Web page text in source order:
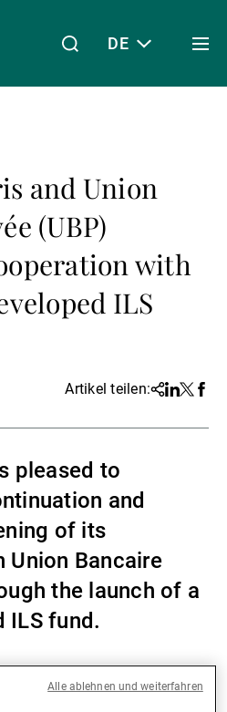
uns
und Insights
DE
and Union
(UBP)
with
ILS
Artikel teilen:Share
Linkedin
Twitter
pleased to
and
of its
Bancaire
the launch of a
ILS fund.
will be managed by Twelve
Alle ablehnen und weiterfahren